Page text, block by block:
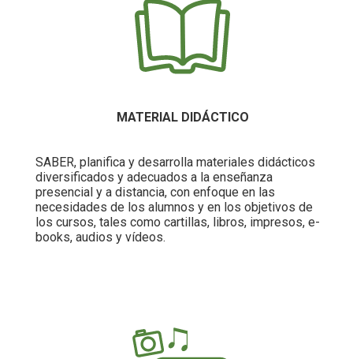
MATERIAL DIDÁCTICO
SABER, planifica y desarrolla materiales didácticos
diversificados y adecuados a la enseñanza
presencial y a distancia, con enfoque en las
necesidades de los alumnos y en los objetivos de
los cursos, tales como cartillas, libros, impresos, e-
books, audios y vídeos.